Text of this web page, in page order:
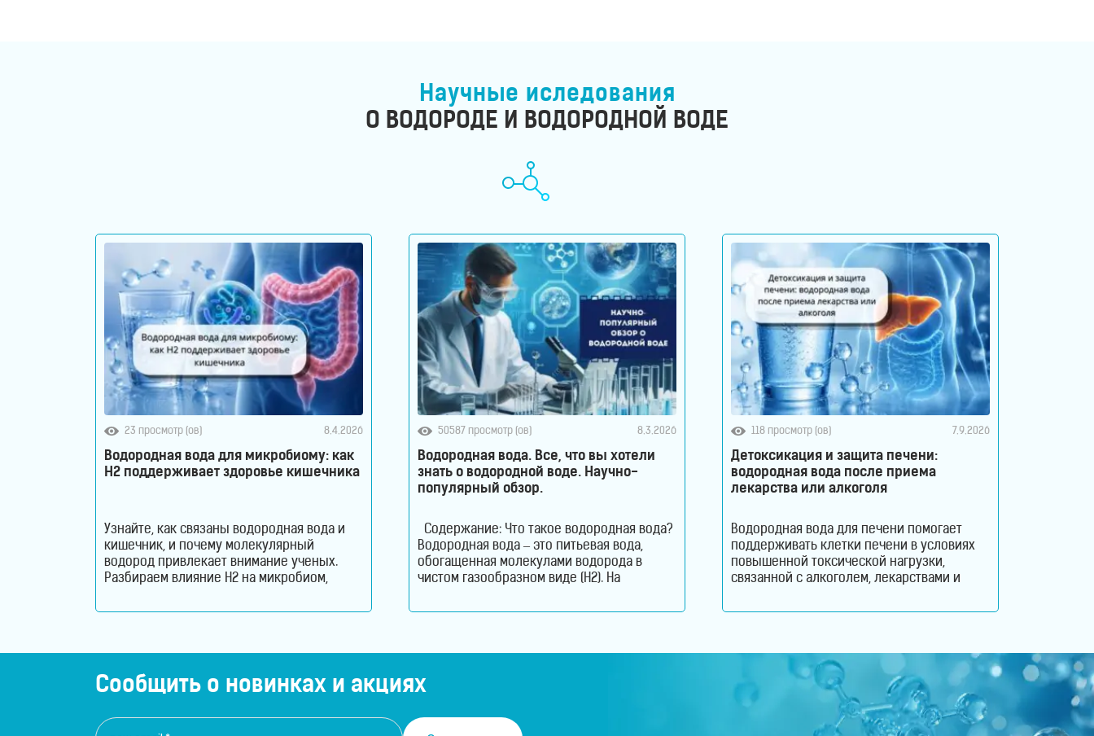
бутылки
Водородные
ингаляторы
Водородные
Кислородные
концентраторы
продукты
Научные иследования
О ВОДОРОДЕ И ВОДОРОДНОЙ ВОДЕ
23 просмотр (ов) 8.4.2026
Водородная вода для микробиому: как
H2 поддерживает здоровье кишечника
Узнайте, как связаны водородная вода и
кишечник, и почему молекулярный
водород привлекает внимание ученых.
Разбираем влияние H2 на микробиом,
барьера. Как водородная вода влияет на
Сегодня ученые рассматривают его как
одну из важнейших систем организма.
50587 просмотр (ов) 8.3.2026
Водородная вода. Все, что вы хотели
знать о водородной воде. Научно-
популярный обзор.
Содержание: Что такое водородная вода?
Водородная вода – это питьевая вода,
обогащенная молекулами водорода в
чистом газообразном виде (H2). На
Hydrogen Rich Water (HRW) или Hydrogen
воде. Поэтому водород содержится в
118 просмотр (ов) 7.9.2026
Детоксикация и защита печени:
водородная вода после приема
лекарства или алкоголя
Водородная вода для печени помогает
поддерживать клетки печени в условиях
повышенной токсической нагрузки,
связанной с алкоголем, лекарствами и
как молекулярный водород способствует
выполняет огромный объем работы,
оставаясь при этом практически
незаметной для человека. Этот орган
участвует в обмене веществ, помогает
переваривать пищу, синтезирует
Сообщить о новинках и акциях